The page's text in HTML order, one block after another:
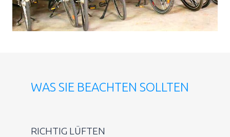
WAS SIE BEACHTEN SOLLTEN
RICHTIG LÜFTEN